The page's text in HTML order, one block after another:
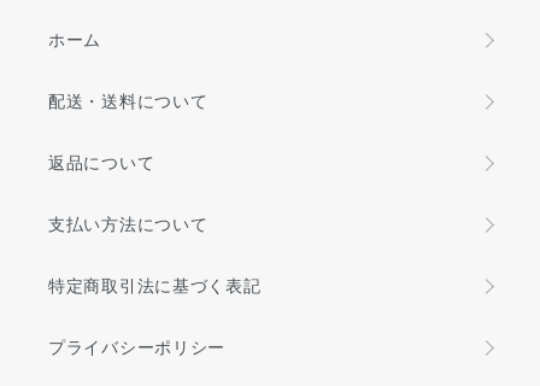
ホーム
配送・送料について
返品について
支払い方法について
特定商取引法に基づく表記
プライバシーポリシー